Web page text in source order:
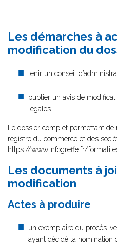
Les démarches à
modification du
tenir un conseil
publier un avis de
légales.
Le dossier complet permettant
registre du commerce et des
https://www.infogreffe.fr/
Les documents à
modification
Actes à produire
un exemplaire du procès-
ayant décidé la nomination